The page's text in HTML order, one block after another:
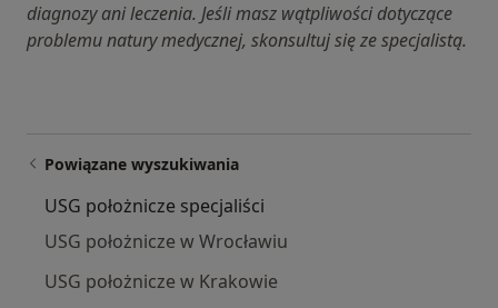
diagnozy ani leczenia. Jeśli masz wątpliwości dotyczące
problemu natury medycznej, skonsultuj się ze specjalistą.
Powiązane wyszukiwania
USG położnicze specjaliści
USG położnicze w Wrocławiu
USG położnicze w Krakowie